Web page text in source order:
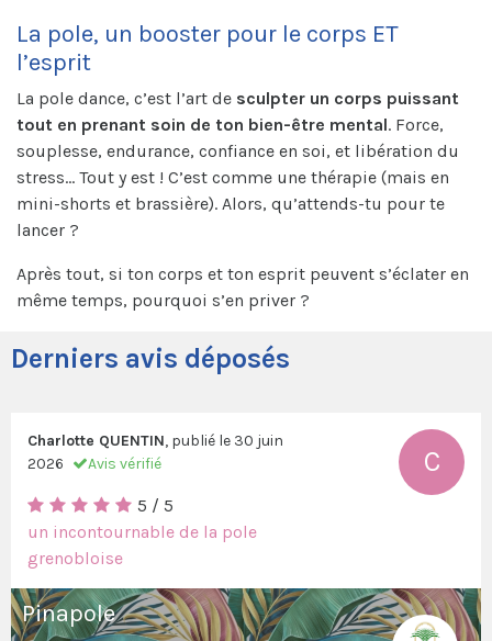
La pole, un booster pour le corps ET
l’esprit
La pole dance, c’est l’art de sculpter un corps puissant
tout en prenant soin de ton bien-être mental. Force,
souplesse, endurance, confiance en soi, et libération du
stress… Tout y est ! C’est comme une thérapie (mais en
mini-shorts et brassière). Alors, qu’attends-tu pour te
lancer ?
Après tout, si ton corps et ton esprit peuvent s’éclater en
même temps, pourquoi s’en priver ?
Derniers avis déposés
Charlotte QUENTIN, publié le 30 juin
2026
Avis vérifié
5 / 5
un incontournable de la pole
grenobloise
C
Pinapole